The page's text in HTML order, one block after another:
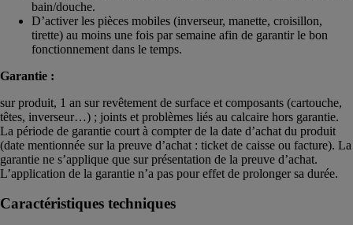
bain/douche.
D’activer les pièces mobiles (inverseur, manette, croisillon,
tirette) au moins une fois par semaine afin de garantir le bon
fonctionnement dans le temps.
Garantie :
sur produit, 1 an sur revêtement de surface et composants (cartouche,
têtes, inverseur…) ; joints et problèmes liés au calcaire hors garantie.
La période de garantie court à compter de la date d’achat du produit
(date mentionnée sur la preuve d’achat : ticket de caisse ou facture). La
garantie ne s’applique que sur présentation de la preuve d’achat.
L’application de la garantie n’a pas pour effet de prolonger sa durée.
Caractéristiques techniques